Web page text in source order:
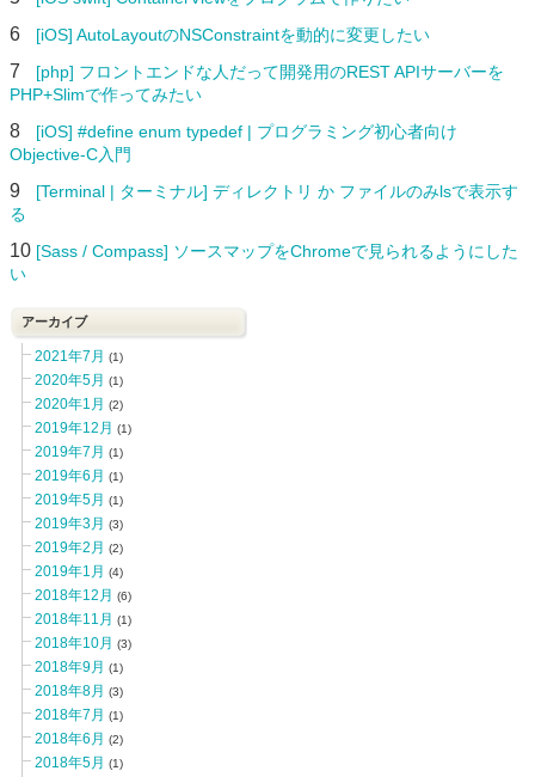
6 [iOS] AutoLayoutのNSConstraintを動的に変更したい
7
[php] フロントエンドな人だって開発用のREST APIサーバーを
PHP+Slimで作ってみたい
8
[iOS] #define enum typedef | プログラミング初心者向け
Objective-C入門
9
[Terminal | ターミナル] ディレクトリ か ファイルのみlsで表示す
る
10 [Sass / Compass] ソースマップをChromeで見られるようにした
い
アーカイブ
2021年7月 (1)
2020年5月 (1)
2020年1月 (2)
2019年12月 (1)
2019年7月 (1)
2019年6月 (1)
2019年5月 (1)
2019年3月 (3)
2019年2月 (2)
2019年1月 (4)
2018年12月 (6)
2018年11月 (1)
2018年10月 (3)
2018年9月 (1)
2018年8月 (3)
2018年7月 (1)
2018年6月 (2)
2018年5月 (1)